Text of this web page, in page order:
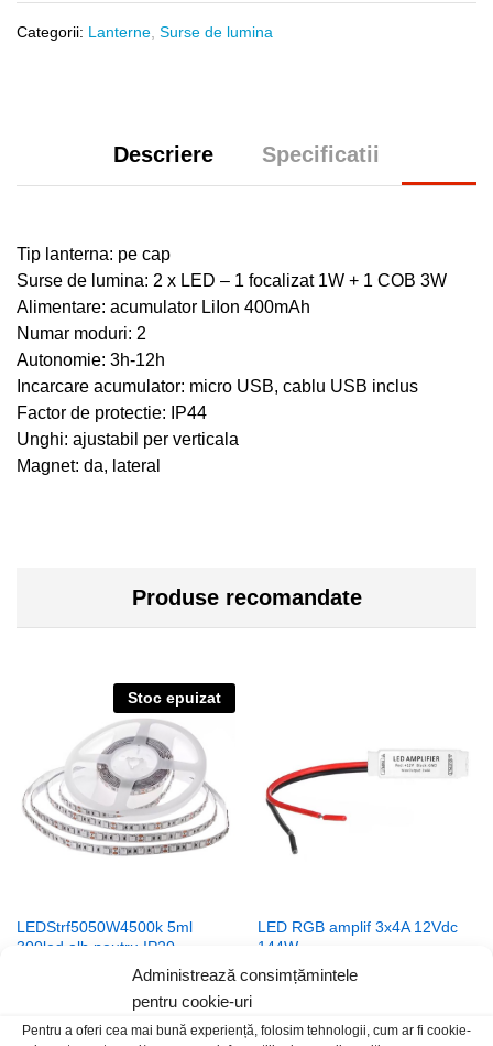
Administrează consimțămintele
pentru cookie-uri
Pentru a oferi cea mai bună experiență, folosim tehnologii, cum ar fi cookie-
Categorii: Lanterne Surse de lumina
Descriere Specificatii
Tip lanterna: pe cap
Surse de lumina: 2 x LED – 1 focalizat 1W + 1 COB 3W
Alimentare: acumulator LiIon 400mAh
Numar moduri: 2
Autonomie: 3h-12h
Incarcare acumulator: micro USB, cablu USB inclus
Factor de protectie: IP44
Unghi: ajustabil per verticala
Magnet: da, lateral
Produse recomandate
Stoc epuizat
LEDStrf5050W4500k 5ml
300led alb neutru IP20
LED RGB amplif 3x4A 12Vdc
144W
18,00lei/Buc